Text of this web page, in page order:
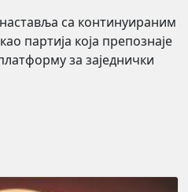
са континуираним
партија која препознаје
за заједнички